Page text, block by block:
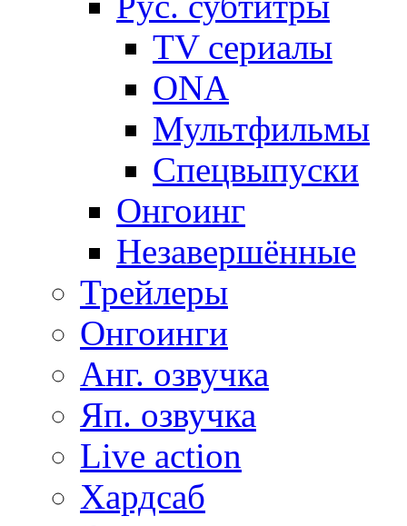
TV сериалы
ONA
Мультфильмы
Спецвыпуски
Онгоинг
Незавершённые
Трейлеры
Онгоинги
Анг. озвучка
Яп. озвучка
Live action
Хардсаб